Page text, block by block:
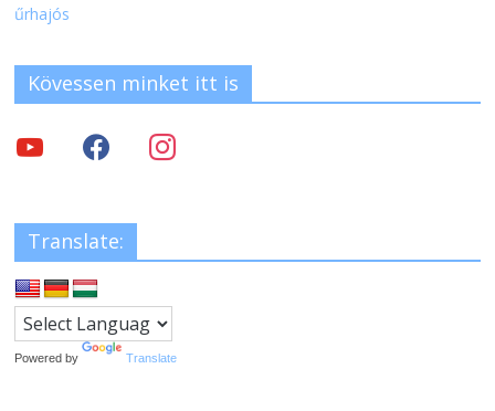
űrhajós
Kövessen minket itt is
Translate:
Powered by Translate